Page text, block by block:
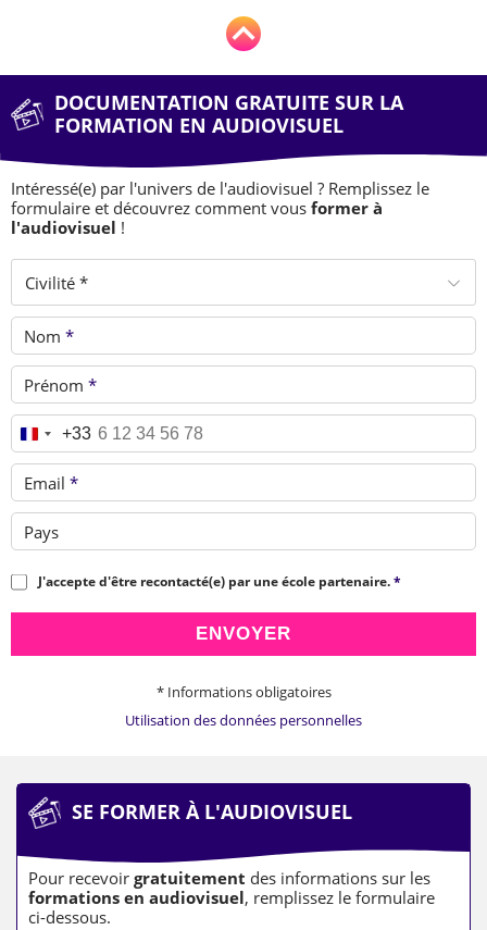
DOCUMENTATION GRATUITE SUR LA
FORMATION EN AUDIOVISUEL
Intéressé(e) par l'univers de l'audiovisuel ? Remplissez le
formulaire et découvrez comment vous former à
l'audiovisuel !
Civilité *
Nom *
Prénom *
Téléphone *
+33
Email *
Pays
J'accepte d'être recontacté(e) par une école partenaire.*
ENVOYER
* Informations obligatoires
Utilisation des données personnelles
SE FORMER À L'AUDIOVISUEL
Pour recevoir gratuitement des informations sur les
formations en audiovisuel, remplissez le formulaire
ci-dessous.